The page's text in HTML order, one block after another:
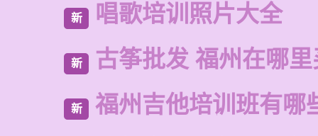
新 唱歌培训照片大全
新 古筝批发 福州在哪
新 福州吉他培训班有哪